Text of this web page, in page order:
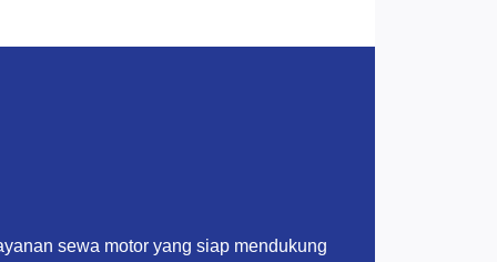
sewa motor yang siap mendukung